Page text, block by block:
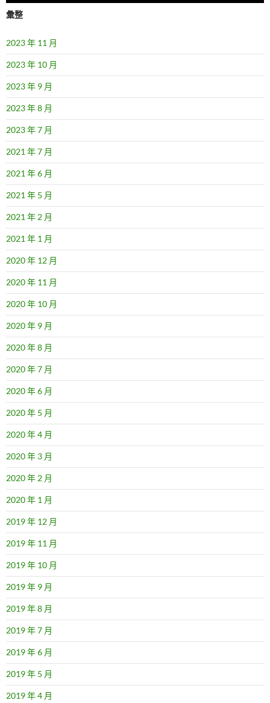
彙整
2023 年 11 月
2023 年 10 月
2023 年 9 月
2023 年 8 月
2023 年 7 月
2021 年 7 月
2021 年 6 月
2021 年 5 月
2021 年 2 月
2021 年 1 月
2020 年 12 月
2020 年 11 月
2020 年 10 月
2020 年 9 月
2020 年 8 月
2020 年 7 月
2020 年 6 月
2020 年 5 月
2020 年 4 月
2020 年 3 月
2020 年 2 月
2020 年 1 月
2019 年 12 月
2019 年 11 月
2019 年 10 月
2019 年 9 月
2019 年 8 月
2019 年 7 月
2019 年 6 月
2019 年 5 月
2019 年 4 月